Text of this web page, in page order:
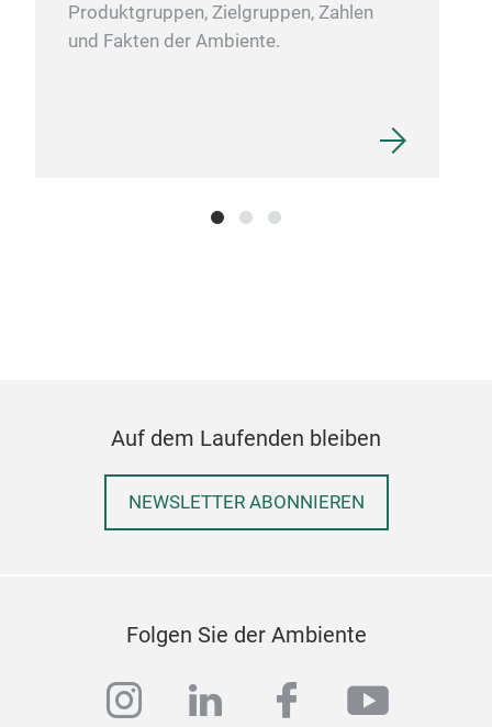
Produktgruppen, Zielgruppen, Zahlen
und Fakten der Ambiente.
Auf dem Laufenden bleiben
NEWSLETTER ABONNIEREN
Folgen Sie der Ambiente
instagram
linkedinfacebook